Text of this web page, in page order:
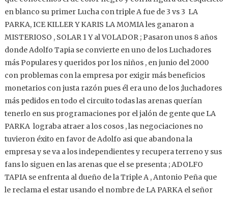
en blanco su primer Lucha con triple A fue de 3 vs 3 LA
PARKA, ICE KILLER Y KARIS LA MOMIA les ganaron a
MISTERIOSO , SOLAR 1 Y al VOLADOR ; Pasaron unos 8 años
donde Adolfo Tapia se convierte en uno de los Luchadores
más Populares y queridos por los niños , en junio del 2000
con problemas con la empresa por exigir más beneficios
monetarios con justa razón pues él era uno de los ;luchadores
más pedidos en todo el circuito todas las arenas querían
tenerlo en sus programaciones por el jalón de gente que LA
PARKA lograba atraer a los cosos , las negociaciones no
tuvieron éxito en favor de Adolfo asi que abandona la
empresa y se va a los independientes y recupera terreno y sus
fans lo siguen en las arenas que el se presenta ; ADOLFO
TAPIA se enfrenta al dueño de la Triple A , Antonio Peña que
le reclama el estar usando el nombre de LA PARKA el señor